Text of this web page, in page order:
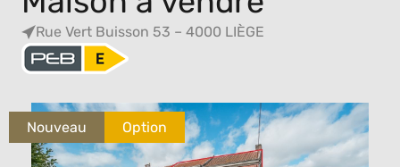
Rue Vert Buisson 53 – 4000 LIÈGE
Nouveau Option